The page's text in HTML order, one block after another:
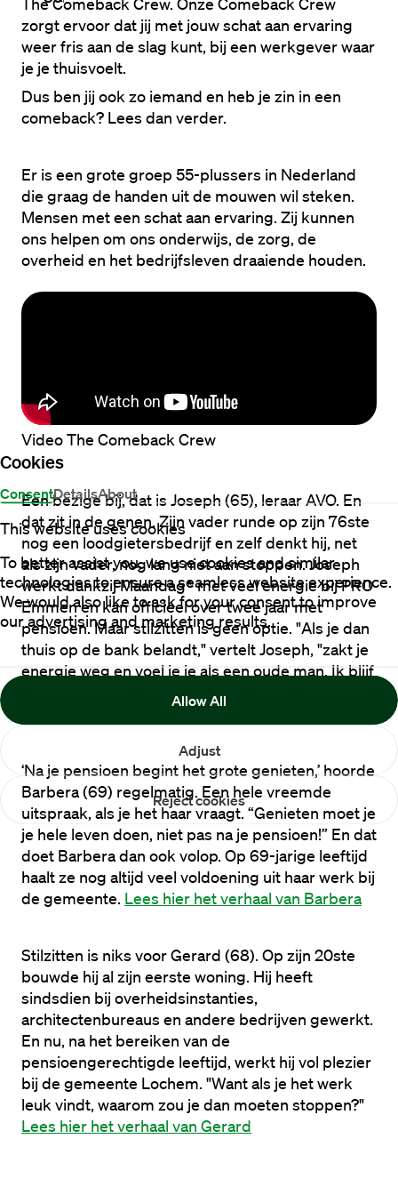
Cookies
ConsentDetailsAbout
This website uses cookies
To better assist you, we use cookies and similar
technologies to ensure a seamless website experience.
We would also like to ask for your consent to improve
our advertising and marketing results.
Reject cookies
Adjust
Allow All
zorgt ervoor dat jij met jouw schat aan ervaring
weer fris aan de slag kunt, bij een werkgever waar
je je thuisvoelt.
Dus ben jij ook zo iemand en heb je zin in een
comeback? Lees dan verder.
Er is een grote groep 55-plussers in Nederland
die graag de handen uit de mouwen wil steken.
Mensen met een schat aan ervaring. Zij kunnen
ons helpen om ons onderwijs, de zorg, de
overheid en het bedrijfsleven draaiende houden.
Video The Comeback Crew
Een bezige bij, dat is Joseph (65), leraar AVO. En
dat zit in de genen. Zijn vader runde op zijn 76ste
nog een loodgietersbedrijf en zelf denkt hij, net
als zijn vader, nog lang niet aan stoppen. Joseph
werkt dankzij Maandag® met veel energie bij PRO
Emmen en kan officieel over twee jaar met
pensioen. Maar stilzitten is geen optie. "Als je dan
thuis op de bank belandt," vertelt Joseph, "zakt je
energie weg en voel je je als een oude man. Ik blijf
actief en ik zie echt geen limiet."
‘Na je pensioen begint het grote genieten,’ hoorde
Barbera (69) regelmatig. Een hele vreemde
uitspraak, als je het haar vraagt. “Genieten moet je
je hele leven doen, niet pas na je pensioen!” En dat
doet Barbera dan ook volop. Op 69-jarige leeftijd
haalt ze nog altijd veel voldoening uit haar werk bij
de gemeente. Lees hier het verhaal van Barbera
Stilzitten is niks voor Gerard (68). Op zijn 20ste
bouwde hij al zijn eerste woning. Hij heeft
sindsdien bij overheidsinstanties,
architectenbureaus en andere bedrijven gewerkt.
En nu, na het bereiken van de
pensioengerechtigde leeftijd, werkt hij vol plezier
bij de gemeente Lochem. "Want als je het werk
Lees hier het verhaal van Gerard